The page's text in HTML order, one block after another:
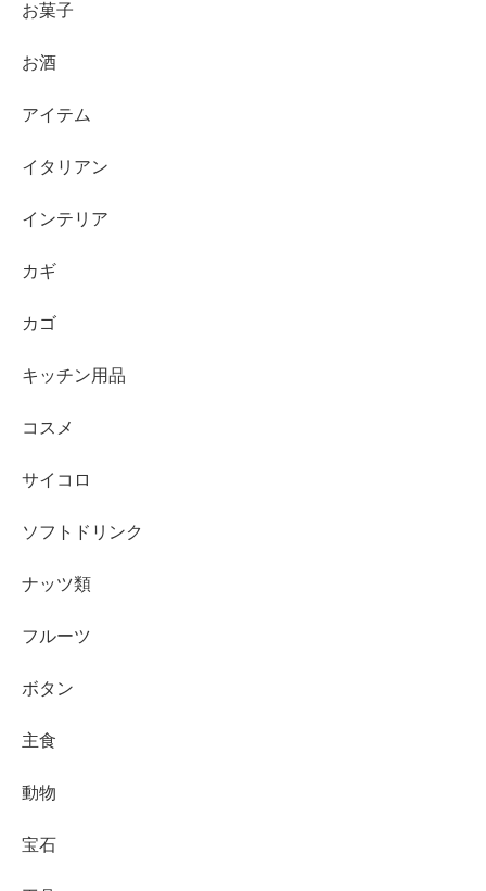
お菓子
お酒
アイテム
イタリアン
インテリア
カギ
カゴ
キッチン用品
コスメ
サイコロ
ソフトドリンク
ナッツ類
フルーツ
ボタン
主食
動物
宝石